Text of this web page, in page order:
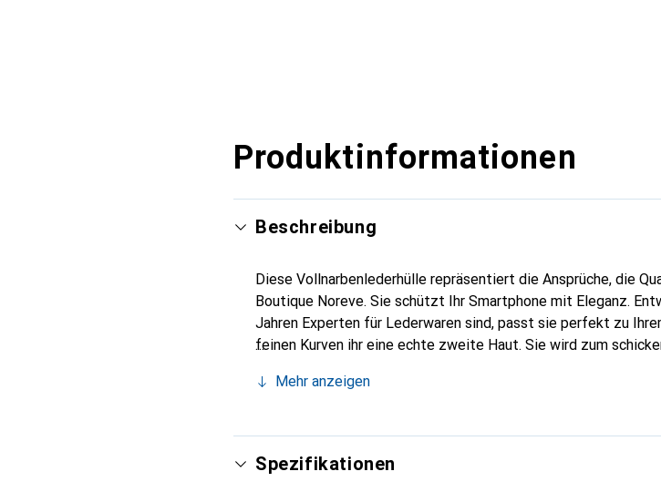
Produktinformationen
Beschreibung
Diese Vollnarbenlederhülle repräsentiert die Ansprüche, die
Boutique Noreve. Sie schützt Ihr Smartphone mit Eleganz.
Jahren Experten für Lederwaren sind, passt sie perfekt zu
feinen Kurven ihr eine echte zweite Haut. Sie wird zum
für eine anspruchsvolle Kundschaft.
Mehr anzeigen
Spezifikationen